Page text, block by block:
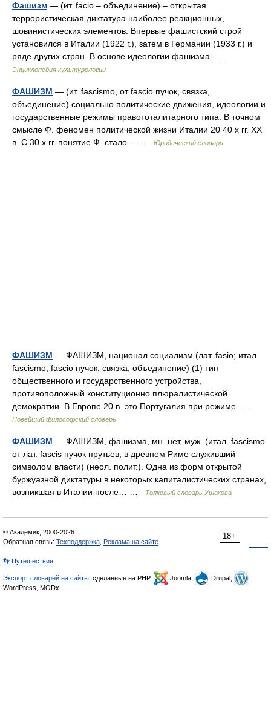
Фашизм — (ит. facio – объединение) – открытая
террористическая диктатура наиболее реакционных,
шовинистических элементов. Впервые фашистский строй
установился в Италии (1922 г.), затем в Германии (1933 г.) и
ряде других стран. В основе идеологии фашизма – …
Энциклопедия культурологии
ФАШИЗМ — (ит. fascismo, от fascio пучок, связка,
объединение) социально политические движения, идеологии и
государственные режимы правототалитарного типа. В точном
смысле Ф. феномен политической жизни Италии 20 40 х гг. XX
в. С 30 х гг. понятие Ф. стало… …
Юридический словарь
ФАШИЗМ — ФАШИЗМ, национал социализм (лат. fasio; итал.
fascismo, fascio пучок, связка, объединение) (1) тип
общественного и государственного устройства,
противоположный конституционно плюралистической
демократии. В Европе 20 в. это Португалия при режиме… …
Новейший философский словарь
ФАШИЗМ — ФАШИЗМ, фашизма, мн. нет, муж. (итал. fascismo
от лат. fascis пучок прутьев, в древнем Риме служивший
символом власти) (неол. полит.). Одна из форм открытой
буржуазной диктатуры в некоторых капиталистических странах,
возникшая в Италии после… …
Толковый словарь Ушакова
18+
© Академик, 2000-2026
Обратная связь: Техподдержка Реклама на сайте
👣 Путешествия
Экспорт словарей на сайты , сделанные на PHP, Joomla,
Drupal,
WordPress, MODx.